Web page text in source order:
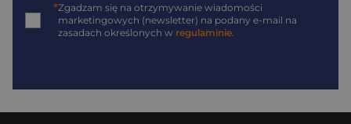
*Zgadzam się na otrzymywanie wiadomości
marketingowych (newsletter) na podany e-mail na
zasadach określonych w regulaminie.